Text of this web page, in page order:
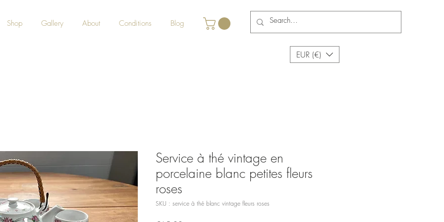
Shop Gallery About Conditions Blog
EUR (€)
Service à thé vintage en
porcelaine blanc petites fleurs
roses
SKU : service à thé blanc vintage fleurs roses